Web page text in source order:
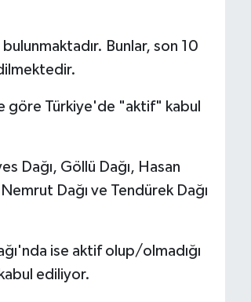
Bunlar, son 10
göre Türkiye'de "aktif" kabul
Dağı, Göllü Dağı, Hasan
Dağı ve Tendürek Dağı
ise aktif olup/olmadığı
ediliyor.